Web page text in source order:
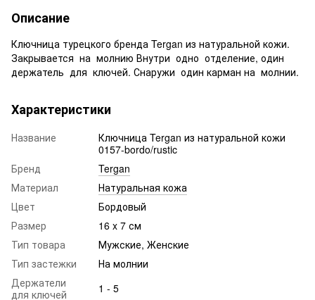
Описание
Ключница турецкого бренда Tergan из натуральной кожи.
Закрывается на молнию Внутри одно отделение, один
держатель для ключей. Снаружи один карман на молнии.
Характеристики
Название
Ключница Tergan из натуральной кожи
0157-bordo/rustic
Бренд
Tergan
Материал
Натуральная кожа
Цвет
Бордовый
Размер
16 x 7 см
Тип товара
Мужские, Женские
Тип застежки
На молнии
Держатели
для ключей
1 - 5